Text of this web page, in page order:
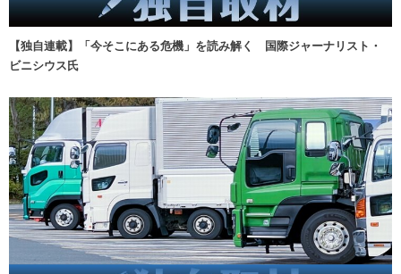
【独自連載】「今そこにある危機」を読み解く 国際ジャーナリスト・
ビニシウス氏